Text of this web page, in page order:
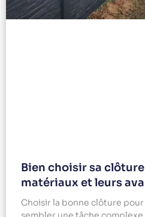
Bien choisir sa
matériaux et leurs
Choisir la bonne clôture